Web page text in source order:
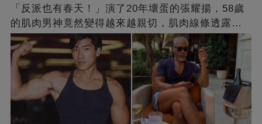
「反派也有春天！」演了20年壞蛋的張耀揚，58歲
的肌肉男神竟然變得越來越親切，肌肉線條透露了
他的秘密！